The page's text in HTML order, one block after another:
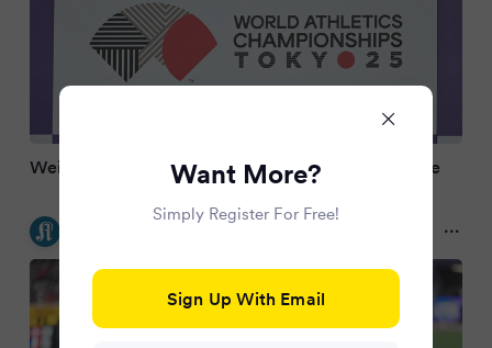
Weitspringerin Mihambo müht sich ins WM-Finale
Kölner Stadt-Anzeiger
Want More?
Simply Register For Free!
Sign Up With Email